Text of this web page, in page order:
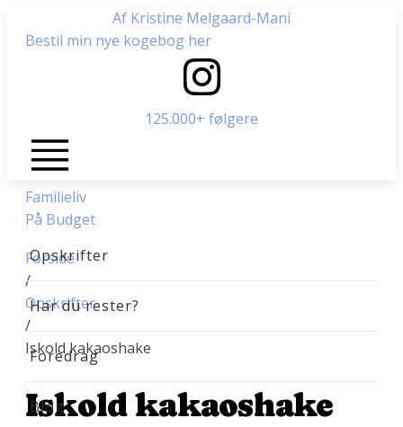
Af Kristine Melgaard-Mani
Bestil min nye kogebog her
125.000+ følgere
Familieliv
På Budget
Opskrifter
Har du rester?
Foredrag
Blog
Forside
/
Opskrifter
/
Iskold kakaoshake
Iskold kakaoshake